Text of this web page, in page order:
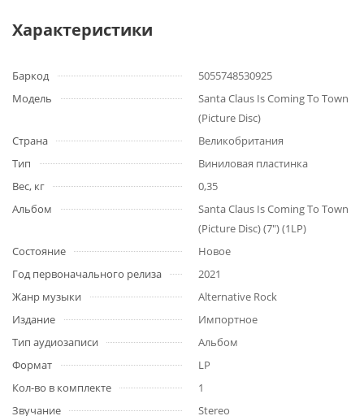
Характеристики
Баркод
5055748530925
Модель
Santa Claus Is Coming To Town
(Picture Disc)
Страна
Великобритания
Тип
Виниловая пластинка
Вес, кг
0,35
Альбом
Santa Claus Is Coming To Town
(Picture Disc) (7") (1LP)
Состояние
Новое
Год первоначального релиза
2021
Жанр музыки
Alternative Rock
Издание
Импортное
Тип аудиозаписи
Альбом
Формат
LP
Кол-во в комплекте
1
Звучание
Stereo